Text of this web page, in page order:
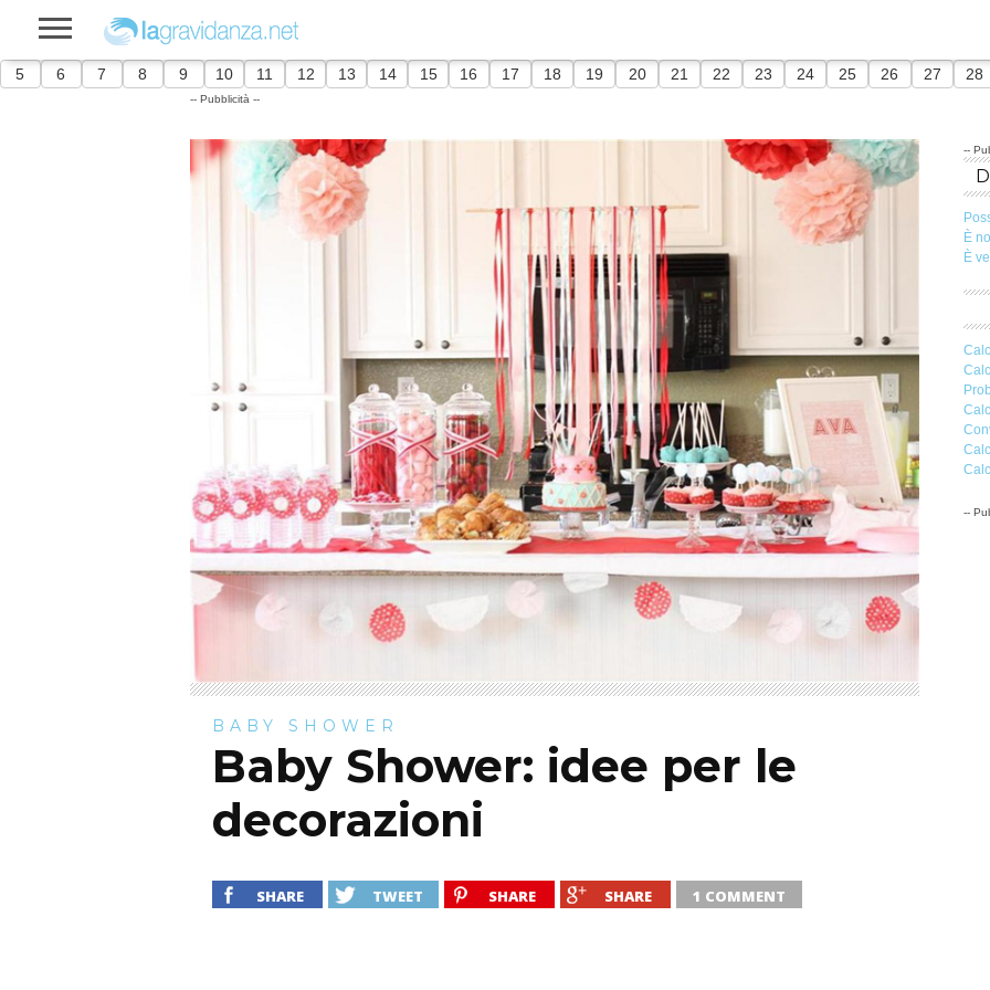
5 6 7 8 9 10 11 12 13 14 15 16 17 18 19 20 21 22 23 24 25 26 27 28
-- Pubblicità --
BABY SHOWER
Baby Shower: idee per le
decorazioni
SHARE TWEET SHARE SHARE 1 COMMENT
--
È
È
--